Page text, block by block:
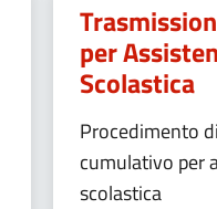
per
Scolastica
Procedimento
cumulativo per
scolastica